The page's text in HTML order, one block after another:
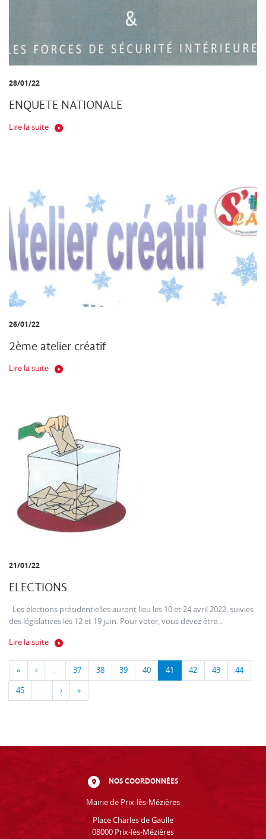
28/01/22
ENQUETE NATIONALE
Lire la suite
26/01/22
2ème atelier créatif
Lire la suite
21/01/22
ELECTIONS
Les élections présidentielles auront lieu les 10 et 24 avril 2022, suivies
des législatives les 12 et 19 juin. Pour voter, vous devez être...
Lire la suite
« ‹ … 37 38 39 40 41 42 43 44
45 … › »
NOS COORDONNÉES
Mairie de Prix-lès-Mézières
Place Charles de Gaulle
08000 Prix-lès-Mézières